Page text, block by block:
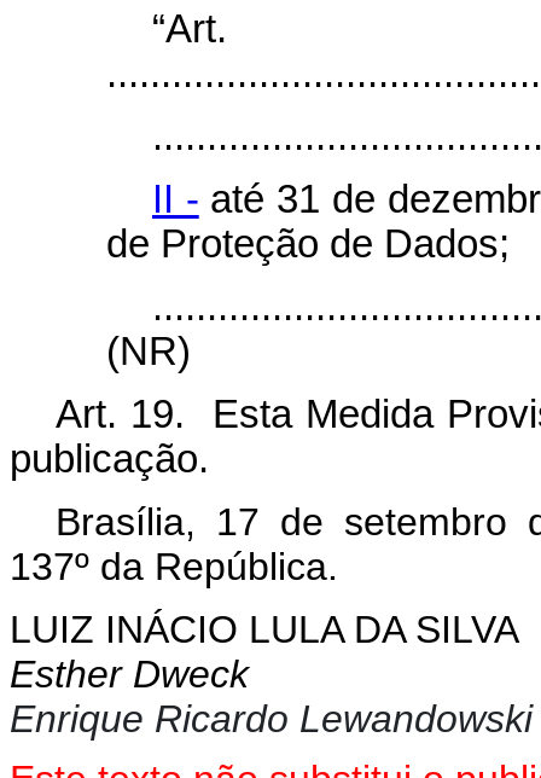
II - até 31 de
de Proteção de Dados;
(NR)
Art. 19. Esta Medida
publicação.
Brasília, 17 de setembro
137º da República.
LUIZ INÁCIO LULA DA SILVA
Esther Dweck
Enrique Ricardo Lewandowski